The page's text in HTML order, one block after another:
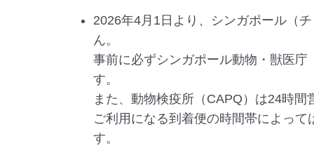
2026年4月1日より、シンガポール（
ん。
事前に必ずシンガポール動物・獣医
す。
また、動物検疫所（CAPQ）は24時間
ご利用になる到着便の時間帯によっ
す。